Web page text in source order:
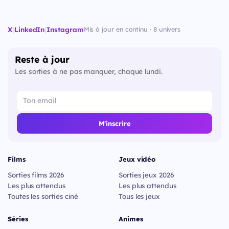
X|LinkedIn|InstagramMis à jour en continu · 8 univers
Reste à jour
Les sorties à ne pas manquer, chaque lundi.
M'inscrire
Films
Sorties films 2026
Les plus attendus
Toutes les sorties ciné
Séries
Jeux vidéo
Sorties jeux 2026
Les plus attendus
Tous les jeux
Animes